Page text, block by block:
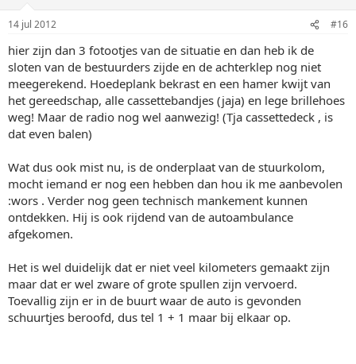
14 jul 2012 #16
hier zijn dan 3 fotootjes van de situatie en dan heb ik de
sloten van de bestuurders zijde en de achterklep nog niet
meegerekend. Hoedeplank bekrast en een hamer kwijt van
het gereedschap, alle cassettebandjes (jaja) en lege brillehoes
weg! Maar de radio nog wel aanwezig! (Tja cassettedeck , is
dat even balen)
Wat dus ook mist nu, is de onderplaat van de stuurkolom,
mocht iemand er nog een hebben dan hou ik me aanbevolen
:wors . Verder nog geen technisch mankement kunnen
ontdekken. Hij is ook rijdend van de autoambulance
afgekomen.
Het is wel duidelijk dat er niet veel kilometers gemaakt zijn
maar dat er wel zware of grote spullen zijn vervoerd.
Toevallig zijn er in de buurt waar de auto is gevonden
schuurtjes beroofd, dus tel 1 + 1 maar bij elkaar op.